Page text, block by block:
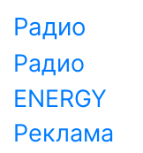
Радио
Радио
ENERGY
Реклама